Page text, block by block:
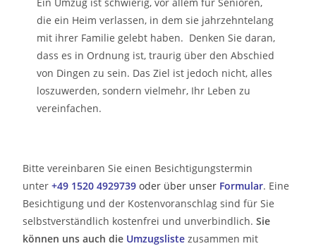
die ein Heim verlassen, in dem sie jahrzehntelang
mit ihrer Familie gelebt haben. Denken Sie daran,
dass es in Ordnung ist, traurig über den Abschied
von Dingen zu sein. Das Ziel ist jedoch nicht, alles
loszuwerden, sondern vielmehr, Ihr Leben zu
vereinfachen.
Bitte vereinbaren Sie einen Besichtigungstermin
unter+49 1520 4929739oder über unser Formular. Eine
Besichtigung und der Kostenvoranschlag sind für Sie
selbstverständlich kostenfrei und unverbindlich.Sie
können uns auch die Umzugsliste zusammen mit